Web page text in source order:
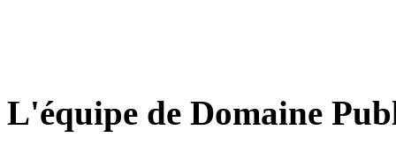
L'équipe de Domaine